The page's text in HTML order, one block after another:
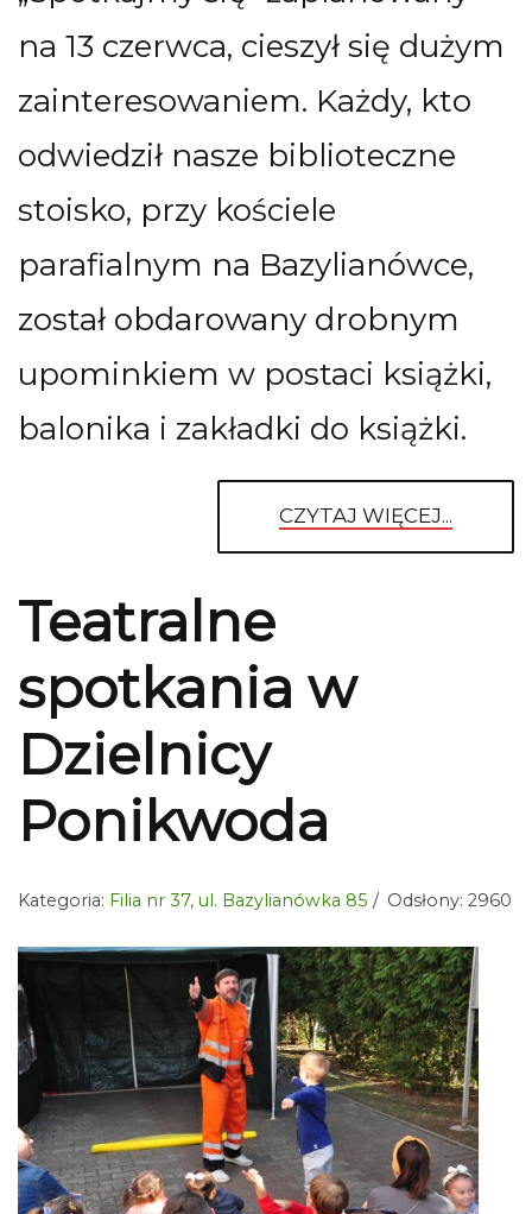
na 13 czerwca, cieszył się dużym
zainteresowaniem. Każdy, kto
odwiedził nasze biblioteczne
stoisko, przy kościele
parafialnym na Bazylianówce,
został obdarowany drobnym
upominkiem w postaci książki,
balonika i zakładki do książki.
CZYTAJ WIĘCEJ...
Teatralne
spotkania w
Dzielnicy
Ponikwoda
Kategoria: Filia nr 37, ul. Bazylianówka 85 Odsłony: 2960